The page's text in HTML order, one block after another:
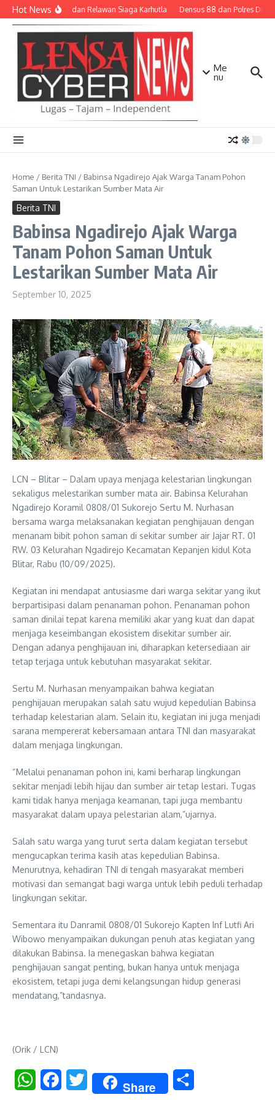
Lewati ke konten
Hot NewsTNI-Polri dan Relawan Siaga Karhutla Densus 88 dan Polres
Me
nu
Home / Berita TNI / Babinsa Ngadirejo Ajak Warga Tanam Pohon
Saman Untuk Lestarikan Sumber Mata Air
Berita TNI
Babinsa Ngadirejo Ajak Warga
Tanam Pohon Saman Untuk
Lestarikan Sumber Mata Air
September 10, 2025
LCN – Blitar – Dalam upaya menjaga kelestarian lingkungan
sekaligus melestarikan sumber mata air. Babinsa Kelurahan
Ngadirejo Koramil 0808/01 Sukorejo Sertu M. Nurhasan
bersama warga melaksanakan kegiatan penghijauan dengan
menanam bibit pohon saman di sekitar sumber air Jajar RT. 01
RW. 03 Kelurahan Ngadirejo Kecamatan Kepanjen kidul Kota
Blitar, Rabu (10/09/2025).
Kegiatan ini mendapat antusiasme dari warga sekitar yang ikut
berpartisipasi dalam penanaman pohon. Penanaman pohon
saman dinilai tepat karena memiliki akar yang kuat dan dapat
menjaga keseimbangan ekosistem disekitar sumber air.
Dengan adanya penghijauan ini, diharapkan ketersediaan air
tetap terjaga untuk kebutuhan masyarakat sekitar.
Sertu M. Nurhasan menyampaikan bahwa kegiatan
penghijauan merupakan salah satu wujud kepedulian Babinsa
terhadap kelestarian alam. Selain itu, kegiatan ini juga menjadi
sarana mempererat kebersamaan antara TNI dan masyarakat
dalam menjaga lingkungan.
“Melalui penanaman pohon ini, kami berharap lingkungan
sekitar menjadi lebih hijau dan sumber air tetap lestari. Tugas
kami tidak hanya menjaga keamanan, tapi juga membantu
masyarakat dalam upaya pelestarian alam,”ujarnya.
Salah satu warga yang turut serta dalam kegiatan tersebut
mengucapkan terima kasih atas kepedulian Babinsa.
Menurutnya, kehadiran TNI di tengah masyarakat memberi
motivasi dan semangat bagi warga untuk lebih peduli terhadap
lingkungan sekitar.
Sementara itu Danramil 0808/01 Sukorejo Kapten Inf Lutfi Ari
Wibowo menyampaikan dukungan penuh atas kegiatan yang
dilakukan Babinsa. Ia menegaskan bahwa kegiatan
penghijauan sangat penting, bukan hanya untuk menjaga
ekosistem, tetapi juga demi kelangsungan hidup generasi
mendatang,”tandasnya.
(Orik / LCN)
WhatsAppFacebookTwitter Share